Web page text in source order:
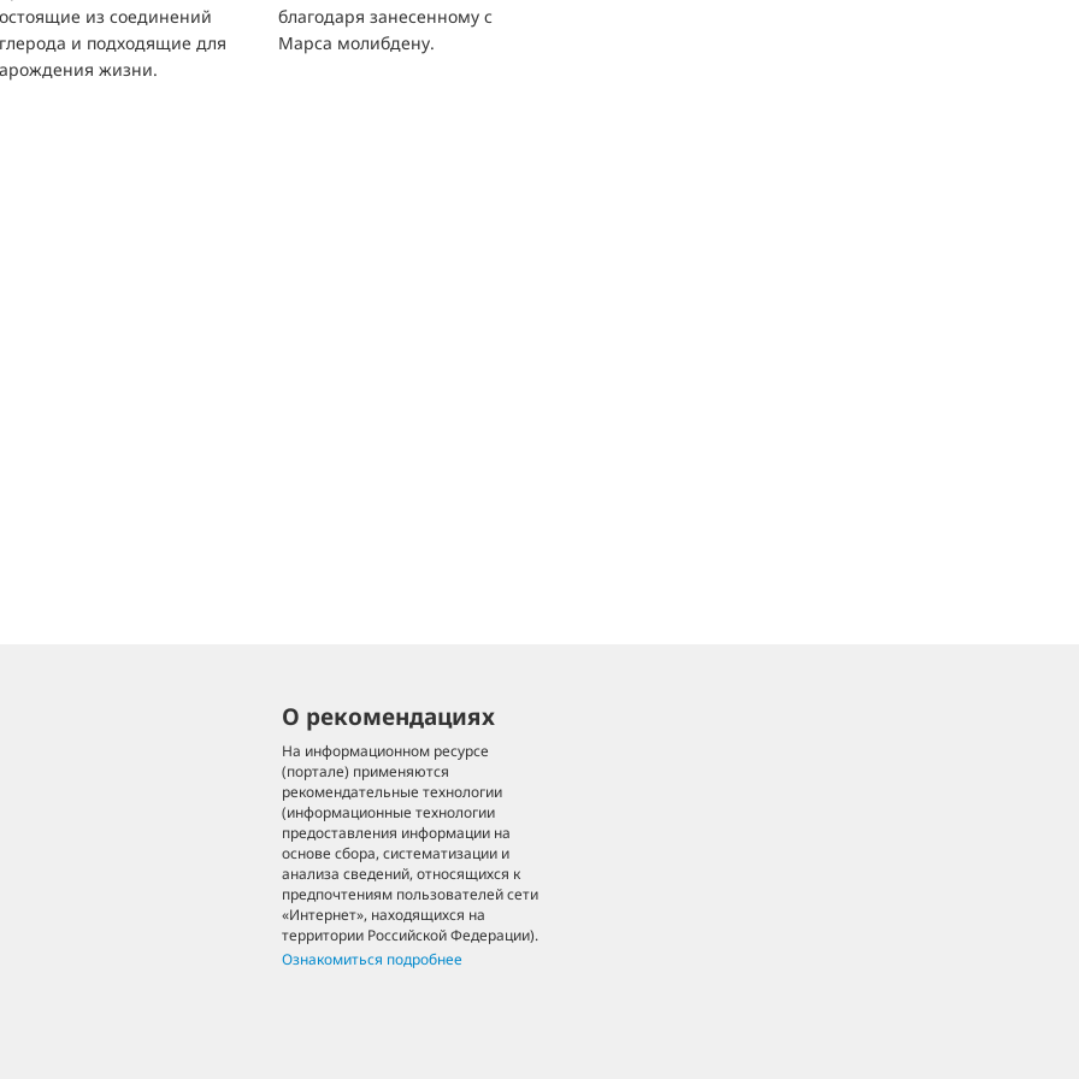
из соединений
и подходящие для
жизни.
благодаря занесенному с
Марса молибдену.
О рекомендациях
На информационном ресурсе
(портале) применяются
рекомендательные технологии
(информационные технологии
предоставления информации на
основе сбора, систематизации и
анализа сведений, относящихся к
предпочтениям пользователей сети
«Интернет», находящихся на
территории Российской Федерации).
Ознакомиться подробнее